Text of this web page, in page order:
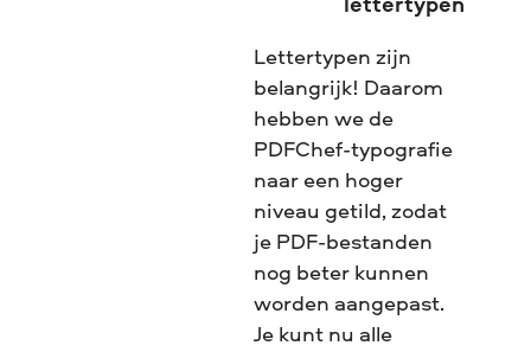
Lettertypen zijn
belangrijk! Daarom
hebben we de
PDFChef-typografie
naar een hoger
niveau getild, zodat
je PDF-bestanden
nog beter kunnen
worden aangepast.
Je kunt nu alle